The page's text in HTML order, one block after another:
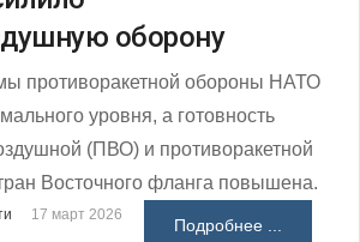
оборону
противоракетной обороны НАТО
уровня, а готовность
(ПВО) и противоракетной
Восточного фланга повышена.
17 март 2026
Подробнее ...